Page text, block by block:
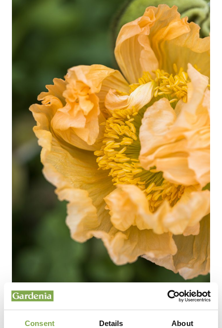
Consent Details About
Papaver naudicale serie Gold – Foto di Matteo
Carassale